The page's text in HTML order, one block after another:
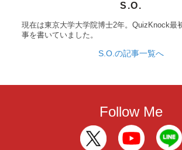
S.O.
現在は東京大学大学院博士2年。QuizKnock最
事を書いていました。
S.O.の記事一覧へ
Follow Me